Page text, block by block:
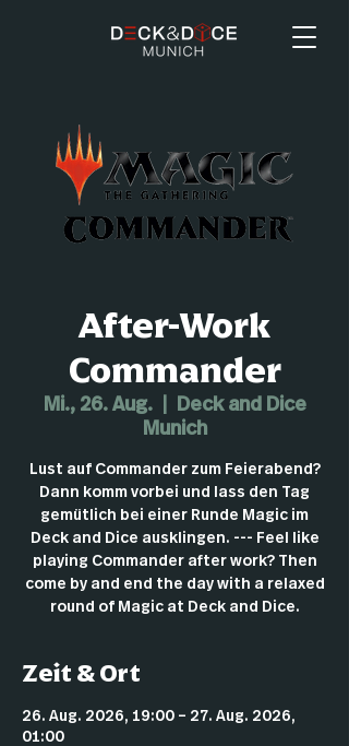
After-Work
Commander
Mi., 26. Aug.
  |
Deck and Dice
Munich
Lust auf Commander zum Feierabend?
Dann komm vorbei und lass den Tag
gemütlich bei einer Runde Magic im
Deck and Dice ausklingen. --- Feel like
playing Commander after work? Then
come by and end the day with a relaxed
round of Magic at Deck and Dice.
Zeit & Ort
26. Aug. 2026, 19:00 – 27. Aug. 2026,
01:00